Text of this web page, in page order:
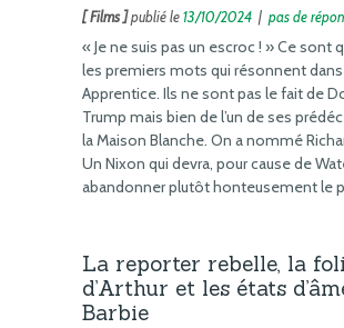
[ Films ]publié le13/10/2024 | pas de
« Je ne suis pas un escroc ! » Ce sont
les premiers mots qui résonnent
Apprentice. Ils ne sont pas le fait de
Trump mais bien de l’un de ses
la Maison Blanche. On a nommé
Un Nixon qui devra, pour cause de
abandonner plutôt honteusement le
La reporter rebelle, la
d’Arthur et les états
Barbie